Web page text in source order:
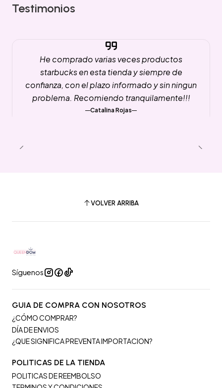
Testimonios
He comprado varias veces productos
starbucks en esta tienda y siempre de
confianza, con el plazo informado y sin ningun
problema. Recomiendo tranquilamente!!!
Catalina Rojas
VOLVER ARRIBA
Síguenos
GUIA DE COMPRA CON NOSOTROS
¿CÓMO COMPRAR?
DÍA DE ENVIOS
¿QUE SIGNIFICA PREVENTA IMPORTACION?
POLITICAS DE LA TIENDA
POLITICAS DE REEMBOLSO